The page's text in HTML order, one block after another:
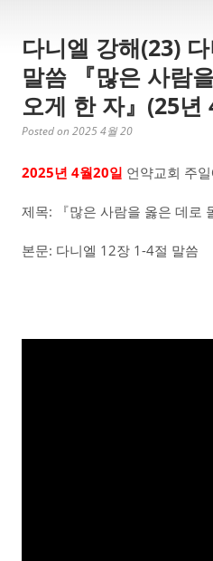
다니엘 강해(23)
말씀 『많은 사람
오게 한 자』(25년
Posted on 2025 4월 20
2025년 4월20일 언약교회 주
제목: 『많은 사람을 옳은 데로
본문: 다니엘 12장 1-4절 말씀